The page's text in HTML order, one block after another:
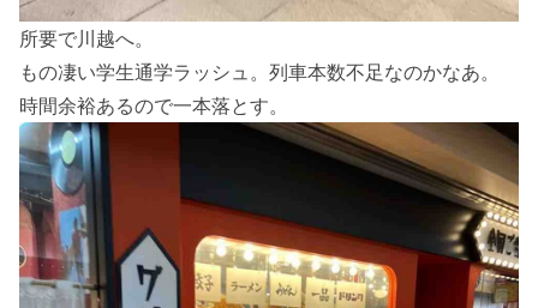
所要で川越へ。
もの凄い学生通学ラッシュ。列車本数不足なのかなあ。
時間余裕あるので一本落とす。